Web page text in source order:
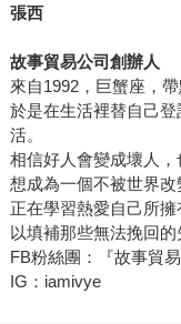
張西
故事貿易公司創辦人
來自1992，巨蟹座，
於是在生活裡替自己
活。
相信好人會變成壞人，
想成為一個不被世界改
正在學習熱愛自己所擁
以填補那些無法挽回的
FB粉絲團：『故事貿
IG：iamivye